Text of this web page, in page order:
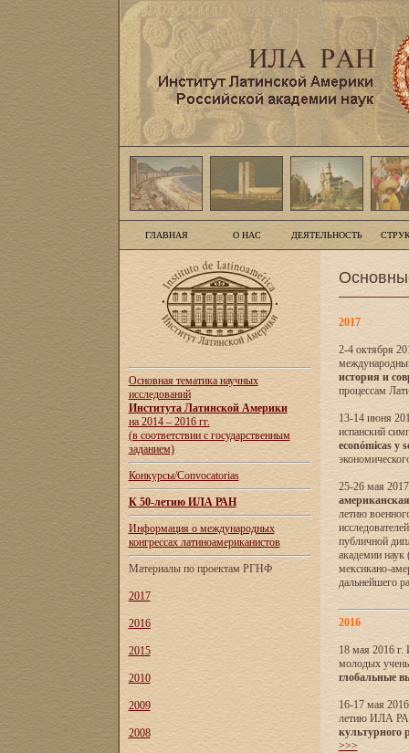
ГЛАВНАЯ О НАС ДЕЯТЕЛЬНОСТЬ
Основная тематика научных
исследований
Института Латинской Америки
на 2014 – 2016 гг.
(в соответствии с государственным
заданием)
Конкурсы/Convocatorias
К 50-летию ИЛА РАН
Информация о международных
конгрессах латиноамериканистов
Материалы по проектам РГНФ
2017
2016
2015
2010
2009
2008
2017
2-4 октября
история и
процессам
13-14 июня
испанский
económicas y
25-26 мая
летию
публичной
академии
мексикано-
дальнейшего
2016
18 мая 2016 г.
молодых
глобальные
16-17 мая
летию ИЛА
культурного
>>>